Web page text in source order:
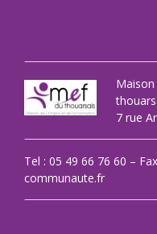
Maison
7 rue
Tel : 05 49 66 76 60 –
communaute.fr